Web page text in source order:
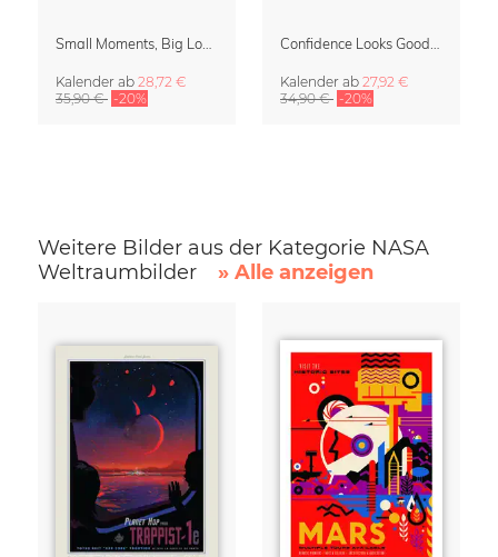
Kalender ab 28,72 €
35,90 € -20%
Kalender ab 27,92 €
34,90 € -20%
Weitere Bilder aus der Kategorie NASA
Weltraumbilder
» Alle anzeigen